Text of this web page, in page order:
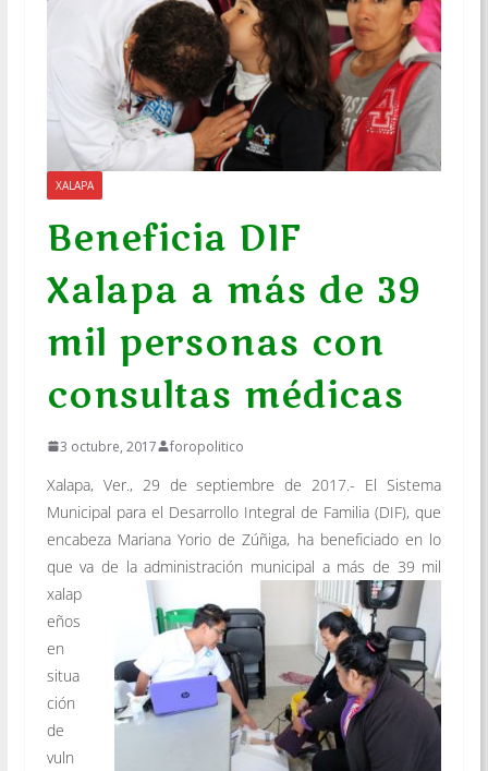
XALAPA
Beneficia DIF
Xalapa a más de 39
mil personas con
consultas médicas
3 octubre, 2017 foropolitico
Xalapa, Ver., 29 de septiembre de 2017.- El Sistema
Municipal para el Desarrollo Integral de Familia (DIF), que
encabeza Mariana Yorio de Zúñiga, ha beneficiado en lo
que va de la administración municipal a más de 39 mil
xalap
eños
en
situa
ción
de
vuln